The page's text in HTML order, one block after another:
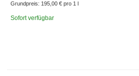
Grundpreis: 195,00 € pro 1 l
Sofort verfügbar